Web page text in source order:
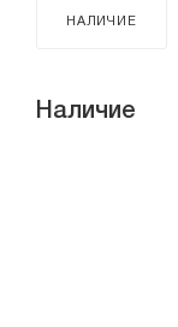
НАЛИЧИЕ
Наличие